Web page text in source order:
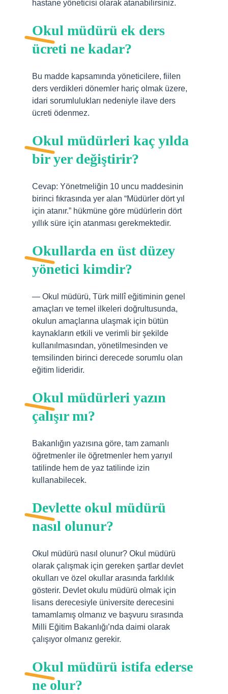
hastane yöneticisi olarak atanabilirsiniz.
Okul müdürü ek ders
ücreti ne kadar?
Bu madde kapsamında yöneticilere, fiilen
ders verdikleri dönemler hariç olmak üzere,
idari sorumlulukları nedeniyle ilave ders
ücreti ödenmez.
Okul müdürleri kaç yılda
bir yer değiştirir?
Cevap: Yönetmeliğin 10 uncu maddesinin
birinci fıkrasında yer alan “Müdürler dört yıl
için atanır.” hükmüne göre müdürlerin dört
yıllık süre için atanması gerekmektedir.
Okullarda en üst düzey
yönetici kimdir?
— Okul müdürü, Türk millî eğitiminin genel
amaçları ve temel ilkeleri doğrultusunda,
okulun amaçlarına ulaşmak için bütün
kaynakların etkili ve verimli bir şekilde
kullanılmasından, yönetilmesinden ve
temsilinden birinci derecede sorumlu olan
eğitim lideridir.
Okul müdürleri yazın
çalışır mı?
Bakanlığın yazısına göre, tam zamanlı
öğretmenler ile öğretmenler hem yarıyıl
tatilinde hem de yaz tatilinde izin
kullanabilecek.
Devlette okul müdürü
nasıl olunur?
Okul müdürü nasıl olunur? Okul müdürü
olarak çalışmak için gereken şartlar devlet
okulları ve özel okullar arasında farklılık
gösterir. Devlet okulu müdürü olmak için
lisans derecesiyle üniversite derecesini
tamamlamış olmanız ve başvuru sırasında
Milli Eğitim Bakanlığı’nda daimi olarak
çalışıyor olmanız gerekir.
Okul müdürü istifa ederse
ne olur?